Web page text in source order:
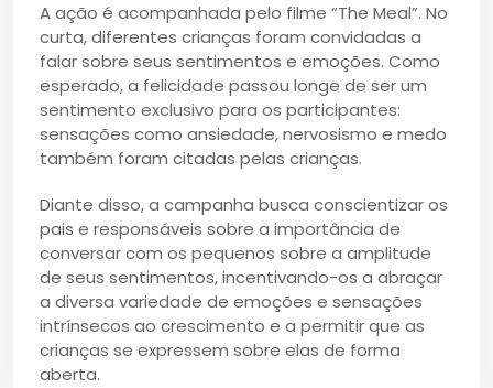
A ação é acompanhada pelo filme “The Meal”. No
curta, diferentes crianças foram convidadas a
falar sobre seus sentimentos e emoções. Como
esperado, a felicidade passou longe de ser um
sentimento exclusivo para os participantes:
sensações como ansiedade, nervosismo e medo
também foram citadas pelas crianças.
Diante disso, a campanha busca conscientizar os
pais e responsáveis sobre a importância de
conversar com os pequenos sobre a amplitude
de seus sentimentos, incentivando-os a abraçar
a diversa variedade de emoções e sensações
intrínsecos ao crescimento e a permitir que as
crianças se expressem sobre elas de forma
aberta.